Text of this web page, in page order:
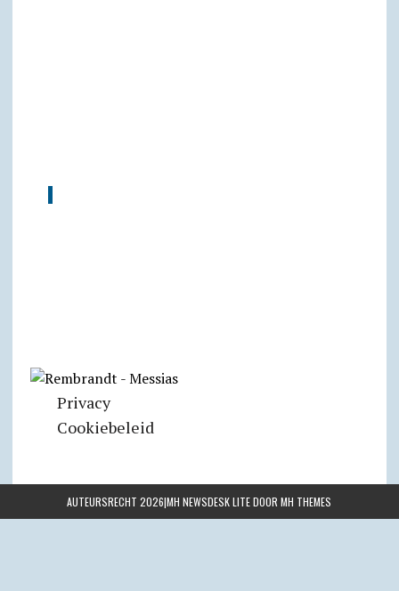
Privacy
Cookiebeleid
AUTEURSRECHT 2026|MH NEWSDESK LITE DOORMH THEMES